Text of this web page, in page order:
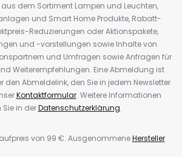
dem Sortiment Lampen und Leuchten,
und Smart Home Produkte, Rabatt-
Reduzierungen oder Aktionspakete,
und -vorstellungen sowie Inhalte von
und Umfragen sowie Anfragen für
Weiterempfehlungen. Eine Abmeldung ist
den Abmeldelink, den Sie in jedem Newsletter
Kontaktformular. Weitere Informationen
Sie in derDatenschutzerklärung.
von 99 €. AusgenommeneHersteller.